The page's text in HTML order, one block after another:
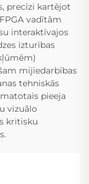
precīzi kartējot
vadītām
interaktīvajos
izturības
mijiedarbības
tehniskās
pieeja
vizuālo
kritisku